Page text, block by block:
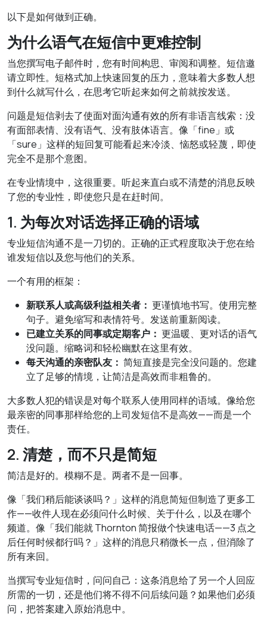
以下是如何做到正确。
为什么语气在短信中更难控制
当您撰写电子邮件时，您有时间构思、审阅和调整。短信邀
请立即性。短格式加上快速回复的压力，意味着大多数人想
到什么就写什么，在思考它听起来如何之前就按发送。
问题是短信剥去了使面对面沟通有效的所有非语言线索：没
有面部表情、没有语气、没有肢体语言。像「fine」或
「sure」这样的短回复可能看起来冷淡、恼怒或轻蔑，即使
完全不是那个意图。
在专业情境中，这很重要。听起来直白或不清楚的消息反映
了您的专业性，即使您只是在赶时间。
1. 为每次对话选择正确的语域
专业短信沟通不是一刀切的。正确的正式程度取决于您在给
谁发短信以及您与他们的关系。
一个有用的框架：
新联系人或高级利益相关者： 更谨慎地书写。使用完整
句子。避免缩写和表情符号。发送前重新阅读。
已建立关系的同事或定期客户： 更温暖、更对话的语气
没问题。缩略词和轻松幽默在这里有效。
每天沟通的亲密队友： 简短直接是完全没问题的。您建
立了足够的情境，让简洁是高效而非粗鲁的。
大多数人犯的错误是对每个联系人使用同样的语域。像给您
最亲密的同事那样给您的上司发短信不是高效——而是一个
责任。
2. 清楚，而不只是简短
简洁是好的。模糊不是。两者不是一回事。
像「我们稍后能谈谈吗？」这样的消息简短但制造了更多工
作——收件人现在必须问什么时候、关于什么，以及在哪个
频道。像「我们能就 Thornton 简报做个快速电话——3 点之
后任何时候都行吗？」这样的消息只稍微长一点，但消除了
所有来回。
当撰写专业短信时，问问自己：这条消息给了另一个人回应
所需的一切，还是他们将不得不问后续问题？如果他们必须
问，把答案建入原始消息中。